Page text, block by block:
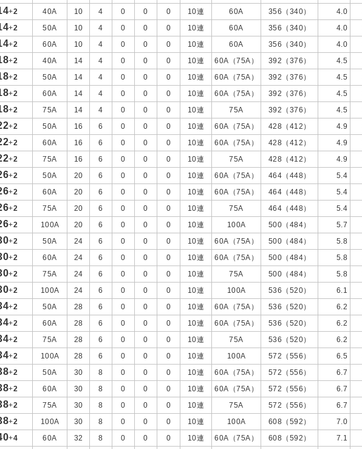
+2 40A 10 4 0 0 0 10連 60A 356（340） 4.0
+2 50A 10 4 0 0 0 10連 60A 356（340） 4.0
+2 60A 10 4 0 0 0 10連 60A 356（340） 4.0
+2 40A 14 4 0 0 0 10連 60A（75A） 392（376） 4.5
+2 50A 14 4 0 0 0 10連 60A（75A） 392（376） 4.5
+2 60A 14 4 0 0 0 10連 60A（75A） 392（376） 4.5
+2 75A 14 4 0 0 0 10連 75A 392（376） 4.5
+2 50A 16 6 0 0 0 10連 60A（75A） 428（412） 4.9
+2 60A 16 6 0 0 0 10連 60A（75A） 428（412） 4.9
+2 75A 16 6 0 0 0 10連 75A 428（412） 4.9
+2 50A 20 6 0 0 0 10連 60A（75A） 464（448） 5.4
+2 60A 20 6 0 0 0 10連 60A（75A） 464（448） 5.4
+2 75A 20 6 0 0 0 10連 75A 464（448） 5.4
+2 100A 20 6 0 0 0 10連 100A 500（484） 5.7
+2 50A 24 6 0 0 0 10連 60A（75A） 500（484） 5.8
+2 60A 24 6 0 0 0 10連 60A（75A） 500（484） 5.8
+2 75A 24 6 0 0 0 10連 75A 500（484） 5.8
+2 100A 24 6 0 0 0 10連 100A 536（520） 6.1
+2 50A 28 6 0 0 0 10連 60A（75A） 536（520） 6.2
+2 60A 28 6 0 0 0 10連 60A（75A） 536（520） 6.2
+2 75A 28 6 0 0 0 10連 75A 536（520） 6.2
+2 100A 28 6 0 0 0 10連 100A 572（556） 6.5
+2 50A 30 8 0 0 0 10連 60A（75A） 572（556） 6.7
+2 60A 30 8 0 0 0 10連 60A（75A） 572（556） 6.7
+2 75A 30 8 0 0 0 10連 75A 572（556） 6.7
+2 100A 30 8 0 0 0 10連 100A 608（592） 7.0
+4 60A 32 8 0 0 0 10連 60A（75A） 608（592） 7.1